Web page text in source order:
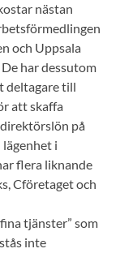
nästan
och Uppsala
har dessutom
deltagare till
att skaffa
på
i
flera liknande
Cföretaget och
tjänster” som
inte